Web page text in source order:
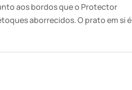
aos bordos que o Protector
aborrecidos. O prato em si é